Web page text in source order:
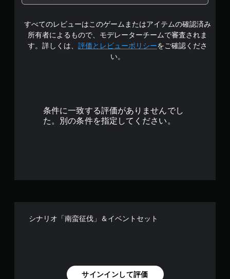
の
4
.
すべてのレビューはこのゲームまたはアイテムの確認済み
所有者によるもので、モデレーターチームで審査されま
す。詳しくは、 評価とレビューポリシーをご確認くださ
い。
条件に一致する評価がありませんでし
た。別の条件を指定してください。
シナリオ「南蛮征伐」＆イベントセット
サインインして評価